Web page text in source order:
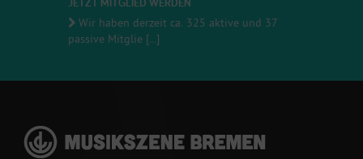
Wir haben derzeit ca. 325 aktive und 37
passive Mitglie [...]